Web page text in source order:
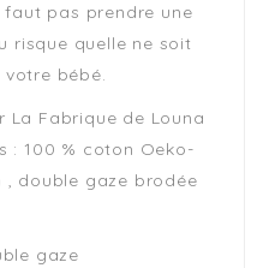
pas prendre une
risque quelle ne soit
bébé.
La Fabrique de Louna
: 100 % coton Oeko-
, double gaze brodée
gaze